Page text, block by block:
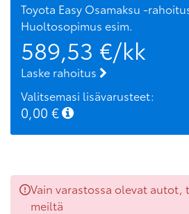
Toyota Easy Osamaksu -
Huoltosopimus esim.
589,53 €/kk
Laske rahoitus
Valitsemasi lisävarusteet:
0,00 €
Vain varastossa olevat autot,
meiltä